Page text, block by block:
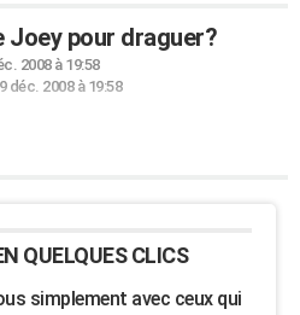
Joey pour draguer?
2008 à 19:58
9 déc. 2008 à 19:58
QUELQUES CLICS
simplement avec ceux qui